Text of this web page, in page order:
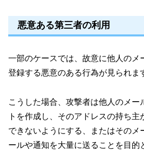
悪意ある第三者の利用
一部のケースでは、故意に他人のメ
登録する悪意のある行為が見られま
こうした場合、攻撃者は他人のメー
トを作成し、そのアドレスの持ち主
できないようにする、またはそのメ
ールや通知を大量に送ることを目的